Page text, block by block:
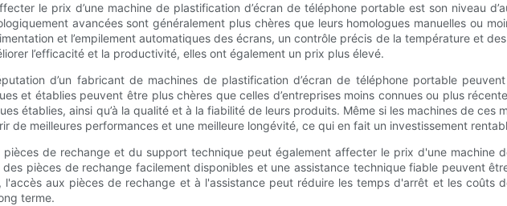
le prix d’une machine de plastification d’écran de téléphone portable est son niveau
avancées sont généralement plus chères que leurs homologues manuelles ou
et l’empilement automatiques des écrans, un contrôle précis de la température et
l’efficacité et la productivité, elles ont également un prix plus élevé.
d’un fabricant de machines de plastification d’écran de téléphone portable
et établies peuvent être plus chères que celles d’entreprises moins connues ou plus
établies, ainsi qu’à la qualité et à la fiabilité de leurs produits. Même si les machines de ces
de meilleures performances et une meilleure longévité, ce qui en fait un investissement
pièces de rechange et du support technique peut également affecter le prix d'une machine
des pièces de rechange facilement disponibles et une assistance technique fiable peuvent
aux pièces de rechange et à l'assistance peut réduire les temps d'arrêt et les coûts
terme.